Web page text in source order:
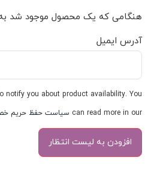
هنگامی که یک محصول موجود شد
آدرس ایمیل
notify you about product availability. You
can read more in our سیاست حفظ حریم